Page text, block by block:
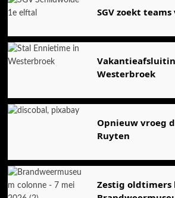
SGV zoekt
Westerbroek
Opnieuw vroeg
Ruyten
Zestig oldtimers